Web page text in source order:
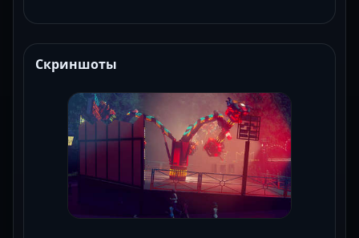
Скриншоты